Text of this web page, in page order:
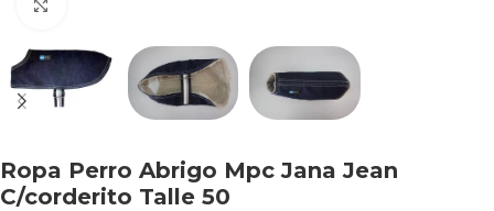
Ropa Perro Abrigo Mpc Jana Jean
C/corderito Talle 50